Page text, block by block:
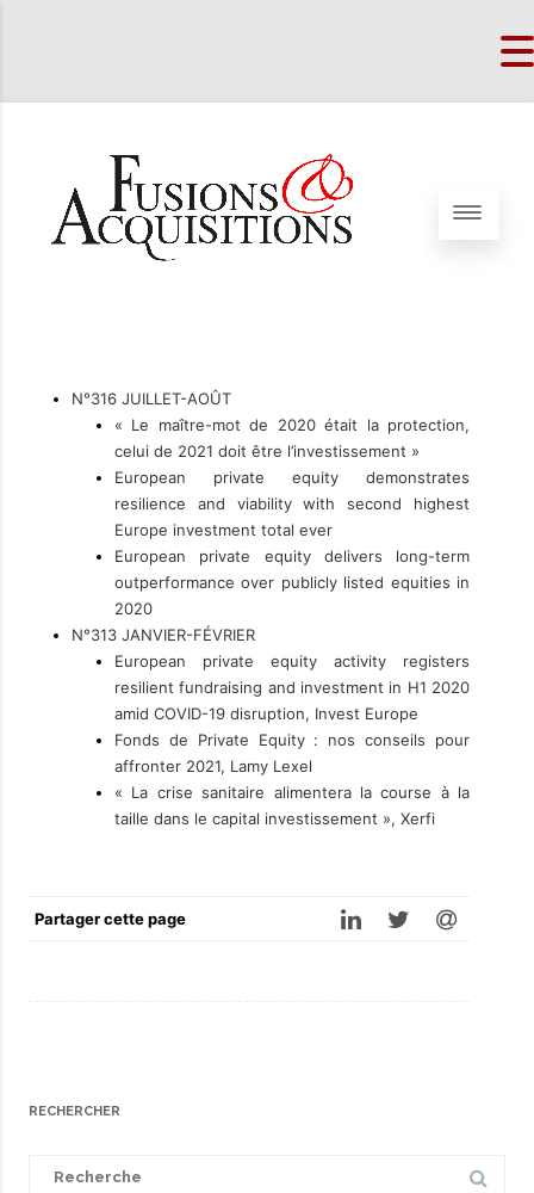
N°316 JUILLET-AOÛT
« Le maître-mot de 2020 était la protection,
celui de 2021 doit être l’investissement »
European private equity demonstrates
resilience and viability with second highest
Europe investment total ever
European private equity delivers long-term
outperformance over publicly listed equities in
2020
N°313 JANVIER-FÉVRIER
European private equity activity registers
resilient fundraising and investment in H1 2020
amid COVID-19 disruption, Invest Europe
Fonds de Private Equity : nos conseils pour
affronter 2021, Lamy Lexel
« La crise sanitaire alimentera la course à la
taille dans le capital investissement », Xerfi
Partager cette page
RECHERCHER